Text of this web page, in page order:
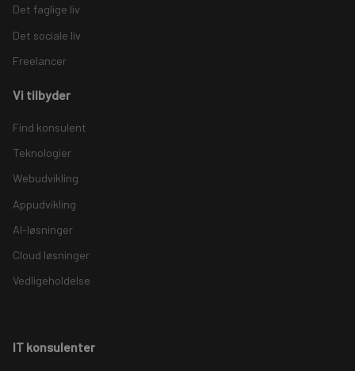
Det faglige liv
Det sociale liv
Freelancer
Vi tilbyder
Find konsulent
Teknologier
Webudvikling
Appudvikling
AI-løsninger
Cloud løsninger
Vedligeholdelse
IT konsulenter